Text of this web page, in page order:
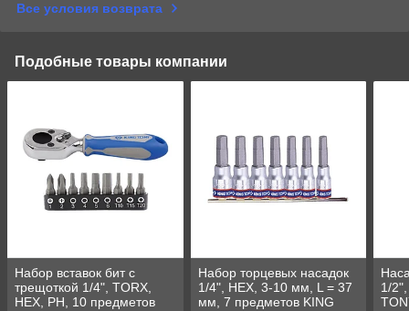
Все условия возврата
Подобные товары компании
Набор вставок бит с
трещоткой 1/4", TORX,
HEX, PH, 10 предметов
Набор торцевых насадок
1/4", HEX, 3-10 мм, L = 37
мм, 7 предметов KING
1/